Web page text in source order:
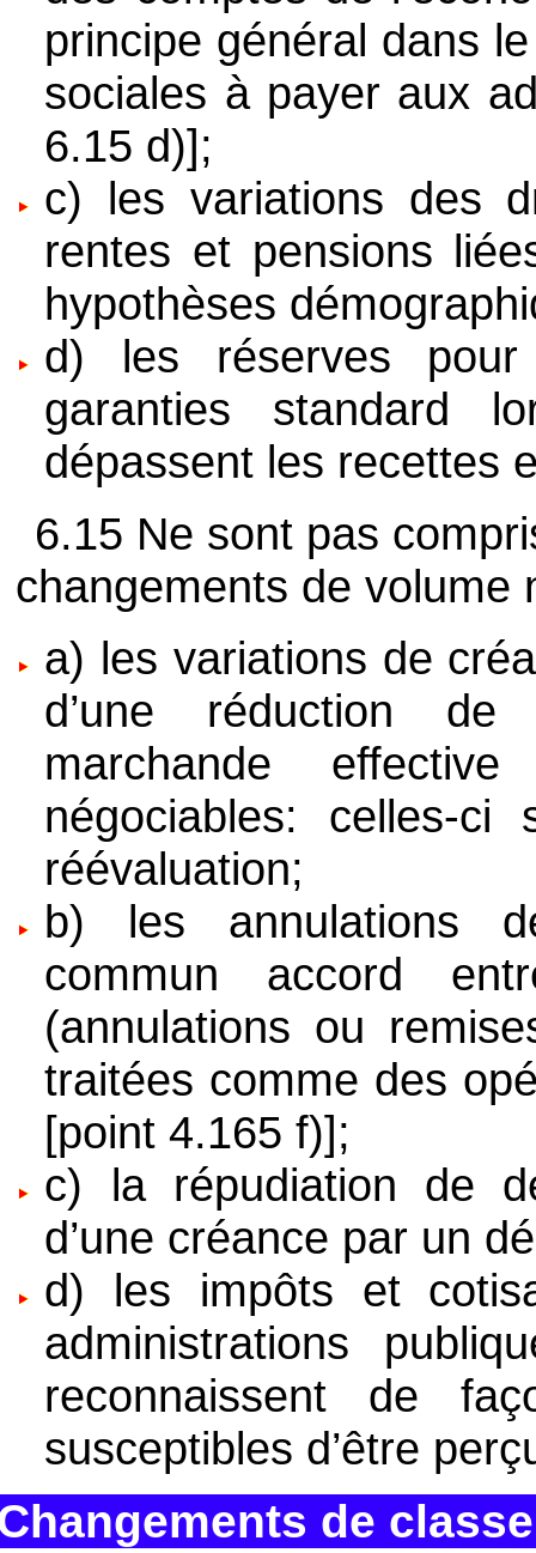
principe général dans
sociales à payer aux
6.15 d)];
c) les variations des
rentes et pensions
hypothèses
d) les réserves
garanties standard
dépassent les recettes
6.15 Ne sont pas
changements de volume
a) les variations de
d’une réduction
marchande
négociables: celles-
réévaluation;
b) les annulations
commun accord
(annulations ou
traitées comme des
[point 4.165 f)];
c) la répudiation de
d’une créance par un
d) les impôts et
administrations
reconnaissent de
susceptibles d’être
de